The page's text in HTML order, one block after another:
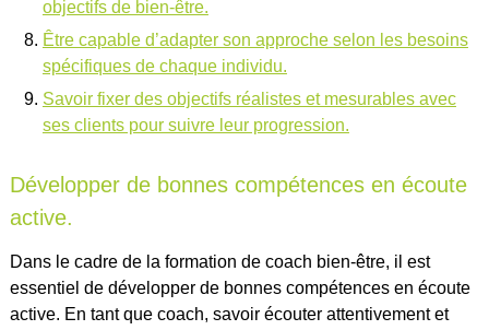
objectifs de bien-être.
Être capable d’adapter son approche selon les besoins
spécifiques de chaque individu.
Savoir fixer des objectifs réalistes et mesurables avec
ses clients pour suivre leur progression.
Développer de bonnes compétences en écoute
active.
Dans le cadre de la formation de coach bien-être, il est
essentiel de développer de bonnes compétences en écoute
active. En tant que coach, savoir écouter attentivement et